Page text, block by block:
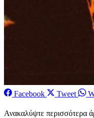
Facebook Tweet
Ανακαλύψτε περισσότερα